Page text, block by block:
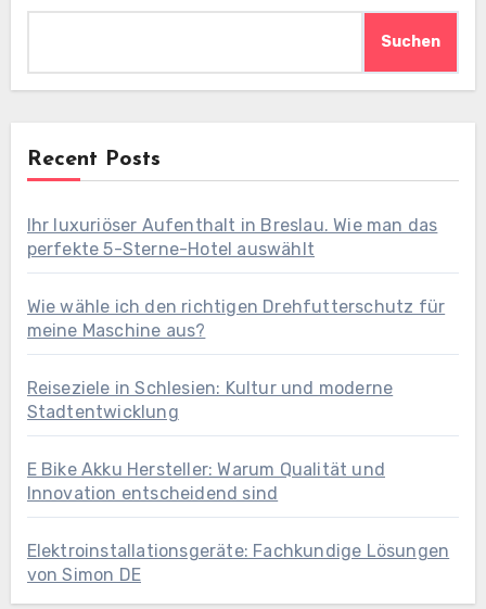
Suchen
Recent Posts
Ihr luxuriöser Aufenthalt in Breslau. Wie man das
perfekte 5-Sterne-Hotel auswählt
Wie wähle ich den richtigen Drehfutterschutz für
meine Maschine aus?
Reiseziele in Schlesien: Kultur und moderne
Stadtentwicklung
E Bike Akku Hersteller: Warum Qualität und
Innovation entscheidend sind
Elektroinstallationsgeräte: Fachkundige Lösungen
von Simon DE